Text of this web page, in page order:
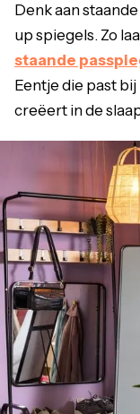
Denk aan
up spiegels. Zo
staande
Eentje die past
creëert in de